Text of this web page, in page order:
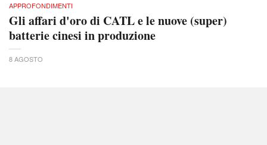
APPROFONDIMENTI
Gli affari d'oro di CATL e le nuove (super)
batterie cinesi in produzione
8 AGOSTO